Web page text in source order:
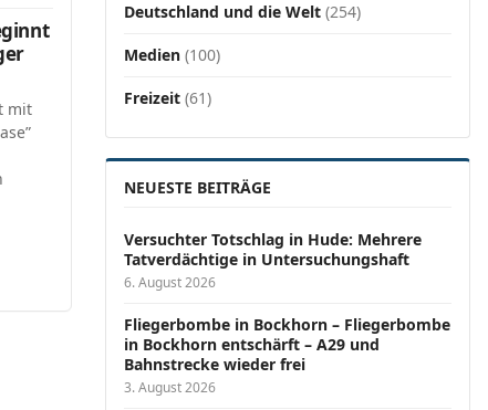
mit
Deutschland und die Welt (254)
Medien (100)
Freizeit (61)
NEUESTE BEITRÄGE
Versucht­er Totschlag in Hude: Mehrere
Tatverdächtige in Untersuchungshaft
6. August 2026
Fliegerbombe in Bockhorn – Fliegerbombe
in Bockhorn entschärft – A29 und
Bahnstrecke wieder frei
3. August 2026